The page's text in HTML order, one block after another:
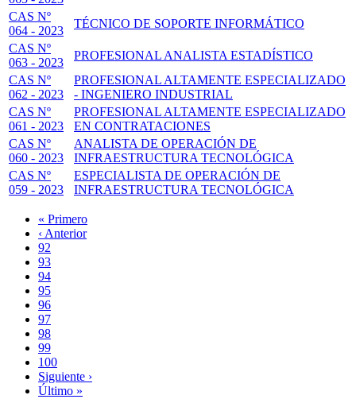
CAS Nº
064 - 2023
TÉCNICO DE SOPORTE INFORMÁTICO
CAS Nº
063 - 2023
PROFESIONAL ANALISTA ESTADÍSTICO
CAS Nº
062 - 2023
PROFESIONAL ALTAMENTE ESPECIALIZADO
- INGENIERO INDUSTRIAL
CAS Nº
061 - 2023
PROFESIONAL ALTAMENTE ESPECIALIZADO
EN CONTRATACIONES
CAS Nº
060 - 2023
ANALISTA DE OPERACIÓN DE
INFRAESTRUCTURA TECNOLÓGICA
CAS Nº
059 - 2023
ESPECIALISTA DE OPERACIÓN DE
INFRAESTRUCTURA TECNOLÓGICA
Paginación
Primera
página
« Primero
Página
anterior
‹ Anterior
Page
92
Page
93
Page
94
Page
95
Página
actual
96
Page
97
Page
98
Page
99
Page
100
Siguiente
página
Siguiente ›
Última
Último »